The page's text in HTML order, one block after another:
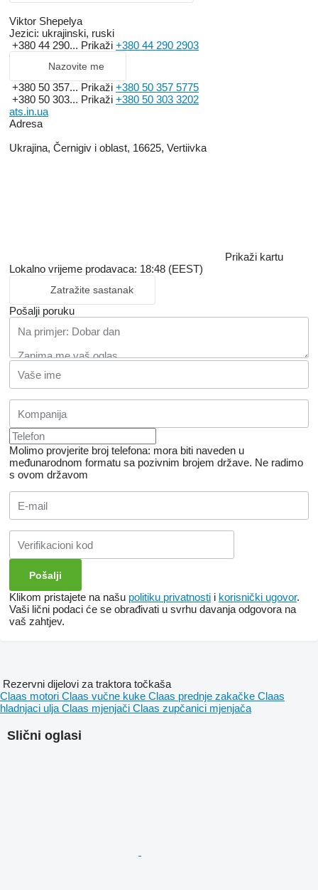
Viktor Shepelya
Jezici: ukrajinski, ruski
+380 44 290... Prikaži +380 44 290 2903
Nazovite me
+380 50 357... Prikaži +380 50 357 5775
+380 50 303... Prikaži +380 50 303 3202
ats.in.ua
Adresa
Ukrajina, Černigiv i oblast, 16625, Vertiivka
Prikaži kartu
Lokalno vrijeme prodavaca: 18:48 (EEST)
Zatražite sastanak
Pošalji poruku
Molimo provjerite broj telefona: mora biti naveden u
međunarodnom formatu sa pozivnim brojem države. Ne radimo
s ovom državom
Klikom pristajete na našu politiku privatnosti i korisnički ugovor.
Vaši lični podaci će se obrađivati ​​u svrhu davanja odgovora na
vaš zahtjev.
Slični oglasi
Rezervni dijelovi za traktora točkaša
Claas motori Claas vučne kuke Claas prednje zakačke Claas
hladnjaci ulja Claas mjenjači Claas zupčanici mjenjača